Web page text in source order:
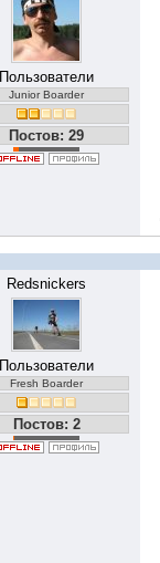
Пользователи
Junior Boarder
Постов: 29
Redsnickers
Пользователи
Fresh Boarder
Постов: 2